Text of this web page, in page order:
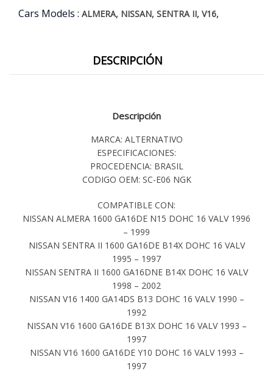
Cars Models : ALMERA, NISSAN, SENTRA II, V16,
DESCRIPCIÓN
Descripción
MARCA: ALTERNATIVO
ESPECIFICACIONES:
PROCEDENCIA: BRASIL
CODIGO OEM: SC-E06 NGK
COMPATIBLE CON:
NISSAN ALMERA 1600 GA16DE N15 DOHC 16 VALV 1996
– 1999
NISSAN SENTRA II 1600 GA16DE B14X DOHC 16 VALV
1995 – 1997
NISSAN SENTRA II 1600 GA16DNE B14X DOHC 16 VALV
1998 – 2002
NISSAN V16 1400 GA14DS B13 DOHC 16 VALV 1990 –
1992
NISSAN V16 1600 GA16DE B13X DOHC 16 VALV 1993 –
1997
NISSAN V16 1600 GA16DE Y10 DOHC 16 VALV 1993 –
1997